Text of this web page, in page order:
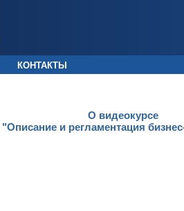
О видеокурсе
"Описание и регламентация
КОНТАКТЫ